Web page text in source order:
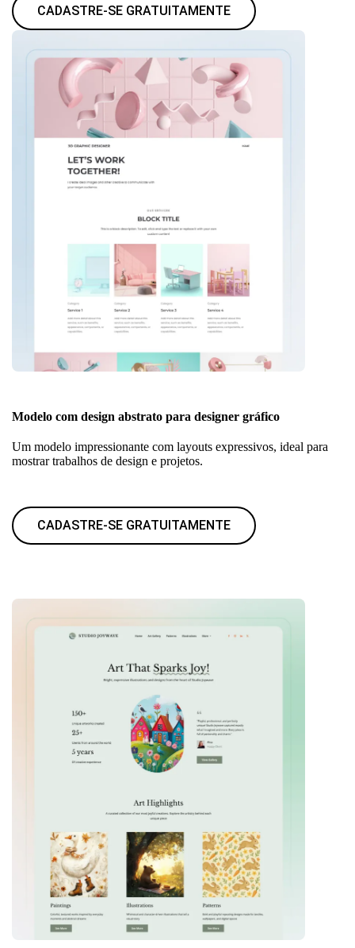
CADASTRE-SE GRATUITAMENTE
Modelo com design abstrato para designer gráfico
Um modelo impressionante com layouts expressivos, ideal para
mostrar trabalhos de design e projetos.
CADASTRE-SE GRATUITAMENTE